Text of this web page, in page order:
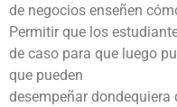
de negocios enseñen
Permitir que los
de caso para que luego
que pueden
desempeñar dondequiera